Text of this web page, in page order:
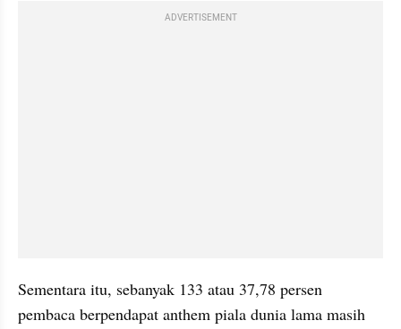
ADVERTISEMENT
Sementara itu, sebanyak 133 atau 37,78 persen
pembaca berpendapat anthem piala dunia lama masih